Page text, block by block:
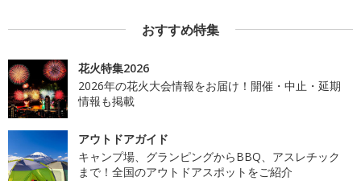
おすすめ特集
花火特集2026
2026年の花火大会情報をお届け！開催・中止・延期
情報も掲載
アウトドアガイド
キャンプ場、グランピングからBBQ、アスレチック
まで！全国のアウトドアスポットをご紹介